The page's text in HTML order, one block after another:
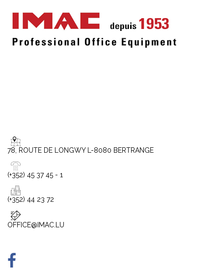
78, ROUTE DE LONGWY L-8080 BERTRANGE
(+352) 45 37 45 - 1
(+352) 44 23 72
OFFICE@IMAC.LU